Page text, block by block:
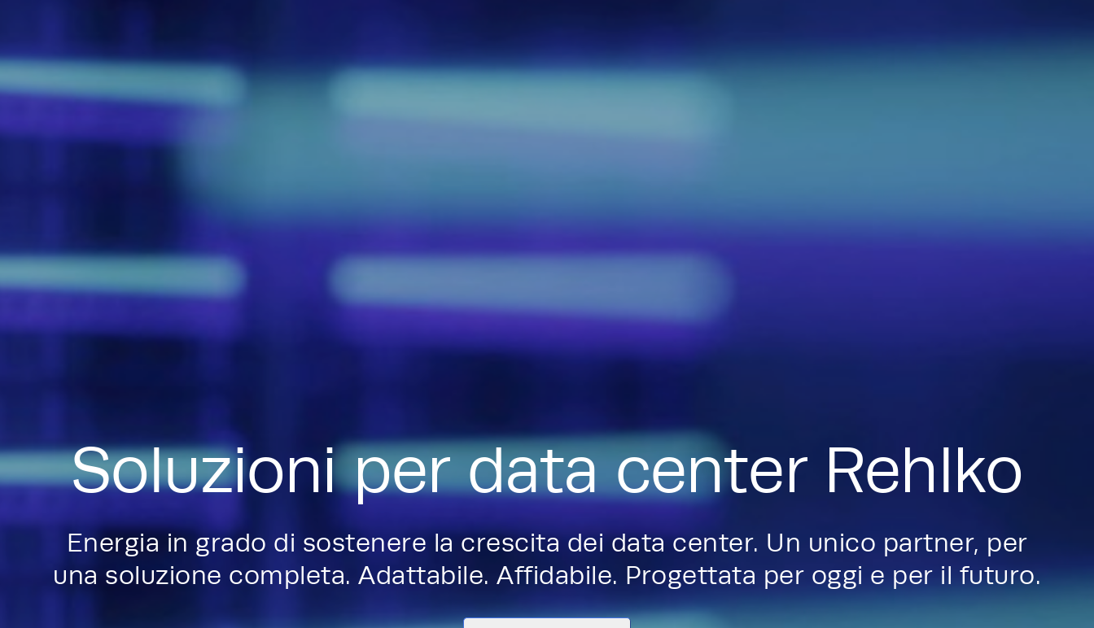
Soluzioni per data center Rehlko
Energia in grado di sostenere la crescita dei data center. Un unico partner, per
una soluzione completa. Adattabile. Affidabile. Progettata per oggi e per il futuro.